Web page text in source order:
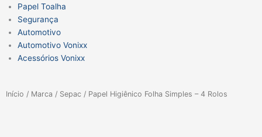
Papel Toalha
Segurança
Automotivo
Automotivo Vonixx
Acessórios Vonixx
Início / Marca / Sepac / Papel Higiênico Folha Simples – 4 Rolos